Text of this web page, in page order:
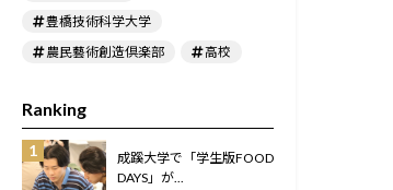
豊橋技術科学大学
農民藝術創造倶楽部
高校
Ranking
成蹊大学で「学生版FOOD
DAYS」が...